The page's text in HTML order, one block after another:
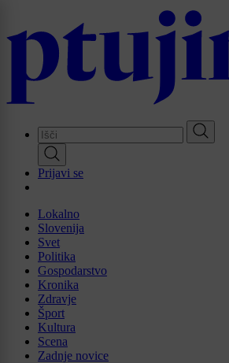
main
Prijavi se
Lokalno
Slovenija
Svet
Politika
Gospodarstvo
Kronika
Zdravje
Šport
Kultura
Scena
Zadnje novice